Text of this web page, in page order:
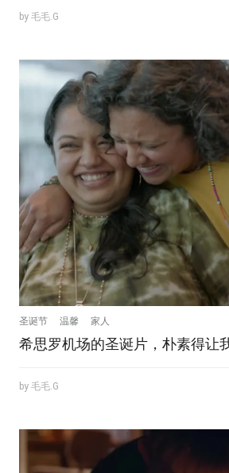
by 毛毛.G
圣诞节 温馨 家人
希思罗机场的圣诞片，朴素得让
by 毛毛.G